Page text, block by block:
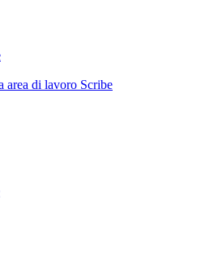
area di lavoro Scribe